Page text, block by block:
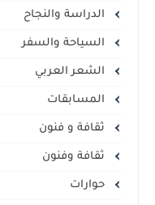
الدراسة والنجاح
السياحة والسفر
الشعر العربي
المسابقات
ثقافة و فنون
ثقافة وفنون
حوارات